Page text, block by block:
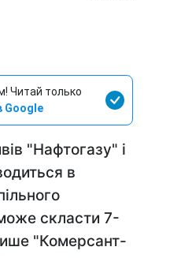
Читай только
Google
"Нафтогазу" і
в
скласти 7-
"Комерсант-